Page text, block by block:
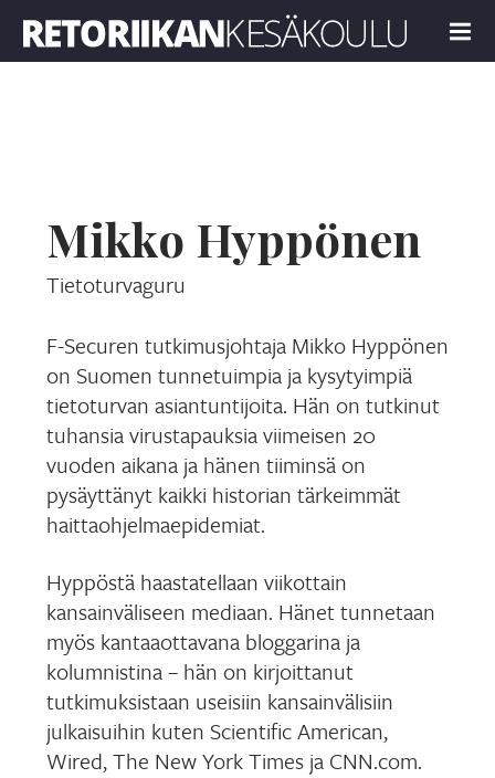
MENU
Mikko Hyppönen
Tietoturvaguru
F-Securen tutkimusjohtaja Mikko Hyppönen
on Suomen tunnetuimpia ja kysytyimpiä
tietoturvan asiantuntijoita. Hän on tutkinut
tuhansia virustapauksia viimeisen 20
vuoden aikana ja hänen tiiminsä on
pysäyttänyt kaikki historian tärkeimmät
haittaohjelmaepidemiat.
Hyppöstä haastatellaan viikottain
kansainväliseen mediaan. Hänet tunnetaan
myös kantaaottavana bloggarina ja
kolumnistina – hän on kirjoittanut
tutkimuksistaan useisiin kansainvälisiin
julkaisuihin kuten Scientific American,
Wired, The New York Times ja CNN.com.